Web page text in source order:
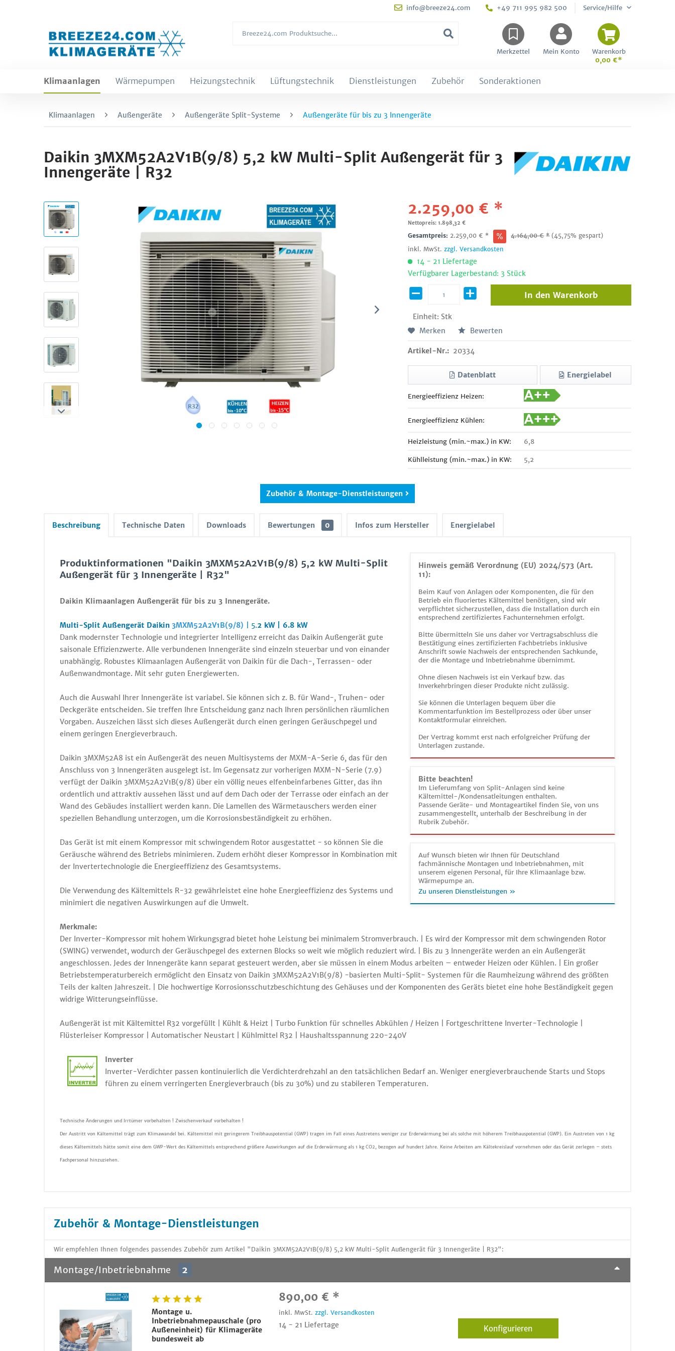
info@breeze24.com +49 711 995 982 500 Service/Hilfe
Merkzettel Mein Konto
Warenkorb
0,00 €*
Klimaanlagen Wärmepumpen Heizungstechnik Lüftungstechnik Dienstleistungen Zubehör Sonderaktionen
Klimaanlagen Außengeräte Außengeräte Split-Systeme Außengeräte für bis zu 3 Innengeräte
Daikin 3MXM52A2V1B(9/8) 5,2 kW Multi-Split Außengerät für 3
Innengeräte | R32
2.259,00 € *
Nettopreis: 1.898,32 €
Gesamtpreis: 2.259,00 € * 4.164,00€ * (45,75% gespart)
inkl. MwSt.zzgl. Versandkosten
14 - 21 Liefertage
Verfügbarer Lagerbestand: 3 Stück
Einheit: Stk
In den Warenkorb
Merken Bewerten
Artikel-Nr.: 20334
Datenblatt Energielabel
Energieeffizienz Heizen:
Energieeffizienz Kühlen:
Heizleistung (min.~max.) in KW: 6,8
Kühlleistung (min.~max.) in KW: 5,2
Zubehör & Montage-Dienstleistungen
Beschreibung Technische Daten Downloads Bewertungen 0 Infos zum Hersteller Energielabel
Hinweis gemäß Verordnung (EU) 2024/573 (Art.
11):
Beim Kauf von Anlagen oder Komponenten, die für den
Betrieb ein fluoriertes Kältemittel benötigen, sind wir
verpflichtet sicherzustellen, dass die Installation durch ein
entsprechend zertifiziertes Fachunternehmen erfolgt.
Bitte übermitteln Sie uns daher vor Vertragsabschluss die
Bestätigung eines zertifizierten Fachbetriebs inklusive
Anschrift sowie Nachweis der entsprechenden Sachkunde,
der die Montage und Inbetriebnahme übernimmt.
Ohne diesen Nachweis ist ein Verkauf bzw. das
Inverkehrbringen dieser Produkte nicht zulässig.
Sie können die Unterlagen bequem über die
Kommentarfunktion im Bestellprozess oder über unser
Kontaktformular einreichen.
Der Vertrag kommt erst nach erfolgreicher Prüfung der
Unterlagen zustande.
Bitte beachten!
Im Lieferumfang von Split-Anlagen sind keine
Kältemittel-/Kondensatleitungen enthalten.
Passende Geräte- und Montageartikel finden Sie, von uns
zusammengestellt, unterhalb der Beschreibung in der
Rubrik Zubehör.
Auf Wunsch bieten wir Ihnen für Deutschland
fachmännische Montagen und Inbetriebnahmen, mit
unserem eigenen Personal, für Ihre Klimaanlage bzw.
Wärmepumpe an.
Zu unseren Dienstleistungen »
Produktinformationen "Daikin 3MXM52A2V1B(9/8) 5,2 kW Multi-Split
Außengerät für 3 Innengeräte | R32"
Daikin Klimaanlagen Außengerät für bis zu 3 Innengeräte.
Multi-Split Außengerät Daikin 3MXM52A2V1B(9/8) | 5.2 kW | 6.8 kW
Dank modernster Technologie und integrierter Intelligenz erreicht das Daikin Außengerät gute
saisonale Effizienzwerte. Alle verbundenen Innengeräte sind einzeln steuerbar und von einander
unabhängig. Robustes Klimaanlagen Außengerät von Daikin für die Dach-, Terrassen- oder
Außenwandmontage. Mit sehr guten Energiewerten.
Auch die Auswahl Ihrer Innengeräte ist variabel. Sie können sich z. B. für Wand-, Truhen- oder
Deckgeräte entscheiden. Sie treffen Ihre Entscheidung ganz nach Ihren persönlichen räumlichen
Vorgaben. Auszeichen lässt sich dieses Außengerät durch einen geringen Geräuschpegel und
einem geringen Energieverbrauch.
Daikin 3MXM52A8 ist ein Außengerät des neuen Multisystems der MXM-A-Serie 6, das für den
Anschluss von 3 Innengeräten ausgelegt ist. Im Gegensatz zur vorherigen MXM-N-Serie (7.9)
verfügt der Daikin 3MXM52A2V1B(9/8) über ein völlig neues elfenbeinfarbenes Gitter, das ihn
ordentlich und attraktiv aussehen lässt und auf dem Dach oder der Terrasse oder einfach an der
Wand des Gebäudes installiert werden kann. Die Lamellen des Wärmetauschers werden einer
speziellen Behandlung unterzogen, um die Korrosionsbeständigkeit zu erhöhen.
Das Gerät ist mit einem Kompressor mit schwingendem Rotor ausgestattet - so können Sie die
Geräusche während des Betriebs minimieren. Zudem erhöht dieser Kompressor in Kombination mit
der Invertertechnologie die Energieeffizienz des Gesamtsystems.
Die Verwendung des Kältemittels R-32 gewährleistet eine hohe Energieeffizienz des Systems und
minimiert die negativen Auswirkungen auf die Umwelt.
Merkmale:
Der Inverter-Kompressor mit hohem Wirkungsgrad bietet hohe Leistung bei minimalem Stromverbrauch. | Es wird der Kompressor mit dem schwingenden Rotor
(SWING) verwendet, wodurch der Geräuschpegel des externen Blocks so weit wie möglich reduziert wird. | Bis zu 3 Innengeräte werden an ein Außengerät
angeschlossen. Jedes der Innengeräte kann separat gesteuert werden, aber sie müssen in einem Modus arbeiten – entweder Heizen oder Kühlen. | Ein großer
Betriebstemperaturbereich ermöglicht den Einsatz von Daikin 3MXM52A2V1B(9/8) -basierten Multi-Split- Systemen für die Raumheizung während des größten
Teils der kalten Jahreszeit. | Die hochwertige Korrosionsschutzbeschichtung des Gehäuses und der Komponenten des Geräts bietet eine hohe Beständigkeit gegen
widrige Witterungseinflüsse.
Außengerät ist mit Kältemittel R32 vorgefüllt | Kühlt & Heizt | Turbo Funktion für schnelles Abkühlen / Heizen | Fortgeschrittene Inverter-Technologie |
Flüsterleiser Kompressor | Automatischer Neustart | Kühlmittel R32 | Haushaltsspannung 220-240V
Inverter
Inverter-Verdichter passen kontinuierlich die Verdichterdrehzahl an den tatsächlichen Bedarf an. Weniger energieverbrauchende Starts und Stops
führen zu einem verringerten Energieverbrauch (bis zu 30%) und zu stabileren Temperaturen.
Technische Änderungen und Irrtümer vorbehalten ! Zwischenverkauf vorbehalten !
Der Austritt von Kältemittel trägt zum Klimawandel bei. Kältemittel mit geringerem Treibhauspotential (GWP) tragen im Fall eines Austretens weniger zur Erderwärmung bei als solche mit höherem Treibhauspotential (GWP). Ein Austreten von 1 kg
dieses Kältemittels hätte somit eine dem GWP-Wert des Kältemittels entsprechend größere Auswirkungen auf die Erderwärmung als 1 kg CO2, bezogen auf hundert Jahre. Keine Arbeiten am Kältekreislauf vornehmen oder das Gerät zerlegen – stets
Fachpersonal hinzuziehen.
Zubehör & Montage-Dienstleistungen
Wir empfehlen Ihnen folgendes passendes Zubehör zum Artikel "Daikin 3MXM52A2V1B(9/8) 5,2 kW Multi-Split Außengerät für 3 Innengeräte | R32":
Montage/Inbetriebnahme 2
Montage u.
Inbetriebnahmepauschale (pro
Außeneinheit) für Klimageräte
bundesweit ab
890,00 € *
inkl. MwSt.zzgl. Versandkosten
14 - 21 Liefertage Konfigurieren